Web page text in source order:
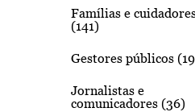
Famílias e
(141)
Gestores públicos
Jornalistas e
comunicadores (36)